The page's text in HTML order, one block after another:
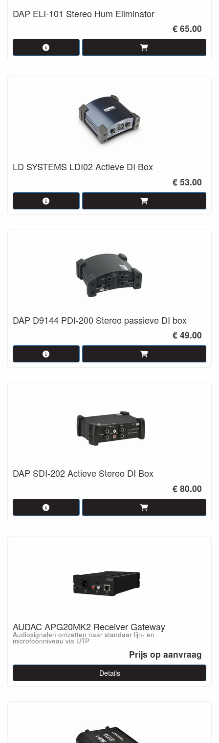
DAP ELI-101 Stereo Hum Eliminator
€ 65.00
LD SYSTEMS LDI02 Actieve DI Box
€ 53.00
DAP D9144 PDI-200 Stereo passieve DI box
€ 49.00
DAP SDI-202 Actieve Stereo DI Box
€ 80.00
AUDAC APG20MK2 Receiver Gateway
Audiosignalen omzetten naar standaar lijn- en
microfoonniveau via UTP
Prijs op aanvraag
Details